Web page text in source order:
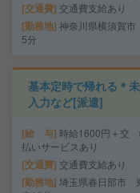
交通費 交通費支給あり
勤務地 神奈川県横須賀
5分
基本定時で帰れる＊
入力など[派遣]
給 与 時給1600円＋交
払いサービスあり
交通費 交通費支給あり
勤務地 埼玉県春日部市